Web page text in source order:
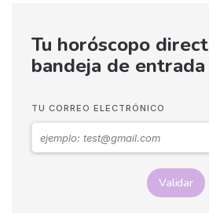
Tu horóscopo
bandeja de entrada
TU CORREO ELECTRÓNICO
Validar